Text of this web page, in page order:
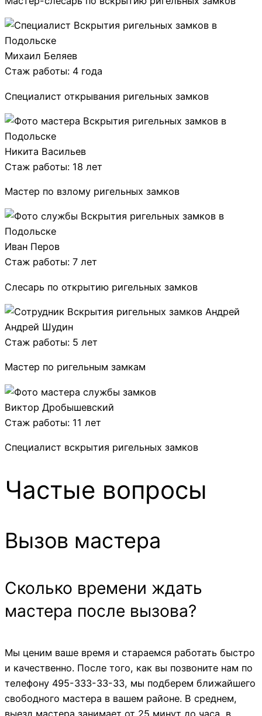
Михаил Беляев
Стаж работы: 4 года
Специалист открывания ригельных замков
Никита Васильев
Стаж работы: 18 лет
Мастер по взлому ригельных замков
Иван Перов
Стаж работы: 7 лет
Слесарь по открытию ригельных замков
Андрей Шудин
Стаж работы: 5 лет
Мастер по ригельным замкам
Виктор Дробышевский
Стаж работы: 11 лет
Специалист вскрытия ригельных замков
Частые вопросы
Вызов мастера
Cколько времени ждать
мастера после вызова?
Мы ценим ваше время и стараемся работать быстро
и качественно. После того, как вы позвоните нам по
телефону 495-333-33-33, мы подберем ближайшего
свободного мастера в вашем районе. В среднем,
выезд мастера занимает от 25 минут до часа, в